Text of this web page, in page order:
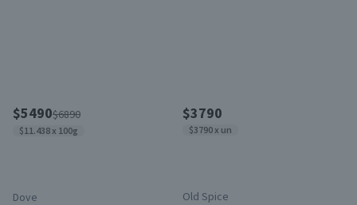
$5490$6890
$11.438 x 100g
Dove
$3790
$3790 x un
Old Spice